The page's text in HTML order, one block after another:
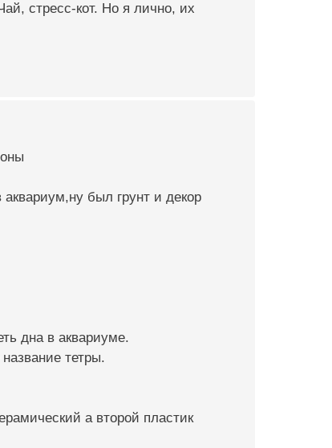
стресс-кот. Но я лично, их
был грунт и декор
дна в аквариуме.
тетры.
а второй пластик